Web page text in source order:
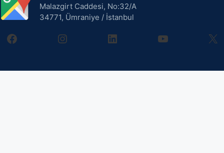
Malazgirt Caddesi, No:32/A
34771, Ümraniye / İstanbul
facebookinstagramlinkedin youtube X